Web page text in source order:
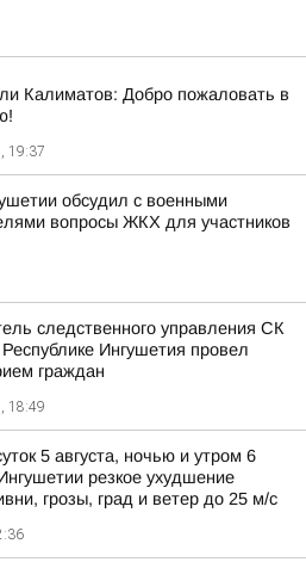
Калиматов: Добро пожаловать в
19:37
обсудил с военными
вопросы ЖКХ для участников
следственного управления СК
Ингушетия провел
граждан
18:49
5 августа, ночью и утром 6
резкое ухудшение
грозы, град и ветер до 25 м/с